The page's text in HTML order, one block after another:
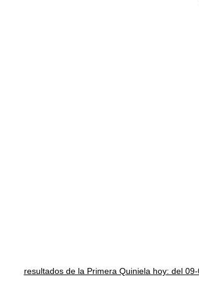
resultados de la Primera Quiniela hoy: del